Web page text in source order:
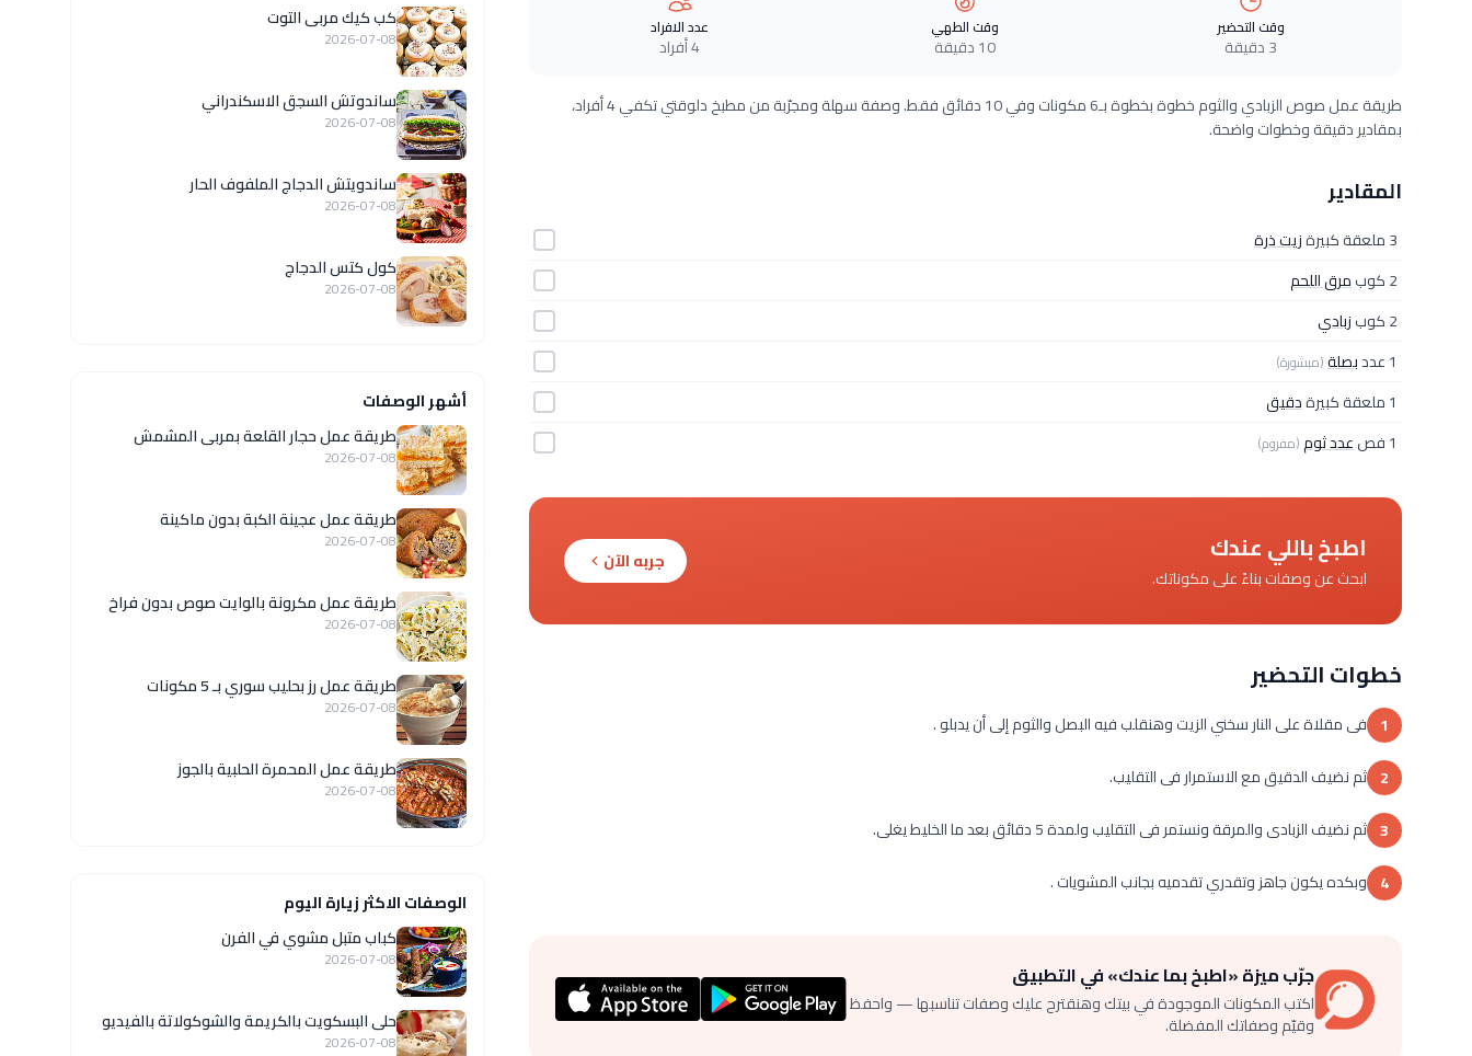
وقت التحضير
3 دقيقة
وقت الطهي
10 دقيقة
عدد الافراد
4 أفراد
طريقة عمل صوص الزبادي والثوم خطوة بخطوة بـ6 مكونات وفي 10 دقائق فقط. وصفة سهلة ومجرّبة من مطبخ دلوقتي تكفي 4 أفراد،
بمقادير دقيقة وخطوات واضحة.
المقادير
3 ملعقة كبيرة
زيت ذرة
2 كوب
مرق اللحم
2 كوب
زبادي
1 عدد
بصلة(مبشورة)
1 ملعقة كبيرة
دقيق
1 فص
عدد ثوم(مفروم)
اطبخ باللي عندك
ابحث عن وصفات بناءً على مكوناتك.
جربه الآن
خطوات التحضير
1 فى مقلاة على النار سخني الزيت وهنقلب فيه البصل والثوم إلى أن يدبلو .
2 ثم نضيف الدقيق مع الاستمرار فى التقليب.
3 ثم نضيف الزبادى والمرقة ونستمر فى التقليب ولمدة 5 دقائق بعد ما الخليط يغلى.
4 وبكده يكون جاهز وتقدري تقدميه بجانب المشويات .
جرّب ميزة «اطبخ بما عندك» في التطبيق
اكتب المكونات الموجودة في بيتك وهنقترح عليك وصفات تناسبها — واحفظ
وقيّم وصفاتك المفضلة.
كب كيك مربى التوت
2026-07-08
ساندوتش السجق الاسكندراني
2026-07-08
ساندويتش الدجاج الملفوف الحار
2026-07-08
كول كتس الدجاج
2026-07-08
أشهر الوصفات
طريقة عمل حجار القلعة بمربى المشمش
2026-07-08
طريقة عمل عجينة الكبة بدون ماكينة
2026-07-08
طريقة عمل مكرونة بالوايت صوص بدون فراخ
2026-07-08
طريقة عمل رز بحليب سوري بـ 5 مكونات
2026-07-08
طريقة عمل المحمرة الحلبية بالجوز
2026-07-08
الوصفات الاكثر زيارة اليوم
كباب متبل مشوي في الفرن
2026-07-08
حلى البسكويت بالكريمة والشوكولاتة بالفيديو
2026-07-08